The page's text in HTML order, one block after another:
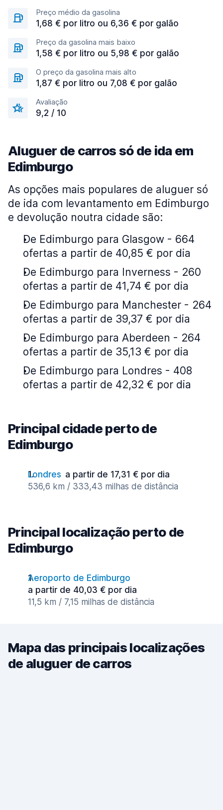
Preço médio da gasolina
1,68 € por litro ou 6,36 € por galão
Preço da gasolina mais baixo
1,58 € por litro ou 5,98 € por galão
O preço da gasolina mais alto
1,87 € por litro ou 7,08 € por galão
Avaliação
9,2 / 10
Aluguer de carros só de ida em
Edimburgo
As opções mais populares de aluguer só
de ida com levantamento em Edimburgo
e devolução noutra cidade são:
De Edimburgo para Glasgow - 664
ofertas a partir de 40,85 € por dia
De Edimburgo para Inverness - 260
ofertas a partir de 41,74 € por dia
De Edimburgo para Manchester - 264
ofertas a partir de 39,37 € por dia
De Edimburgo para Aberdeen - 264
ofertas a partir de 35,13 € por dia
De Edimburgo para Londres - 408
ofertas a partir de 42,32 € por dia
Principal cidade perto de
Edimburgo
Londres a partir de 17,31 € por dia
536,6 km / 333,43 milhas de distância
Principal localização perto de
Edimburgo
Aeroporto de Edimburgo
a partir de 40,03 € por dia
11,5 km / 7,15 milhas de distância
Mapa das principais localizações
de aluguer de carros